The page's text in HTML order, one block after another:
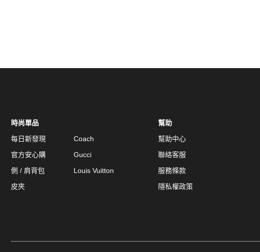
時尚單品
每日新發現
官方安心購
側 / 肩背包
皮夾
Coach
Gucci
Louis Vuitton
幫助
幫助中心
聯絡客服
服務條款
隱私權政策